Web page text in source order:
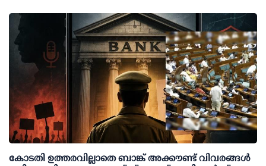
കോടതി ഉത്തരവില്ലാതെ ബാങ്ക് അക്കൗണ്ട് വിവരങ്ങള്‍